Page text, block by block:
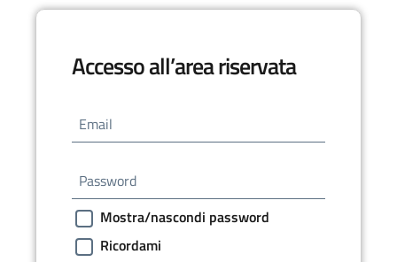
Accesso all’area riservata
Email
Password
Mostra/nascondi password
Ricordami